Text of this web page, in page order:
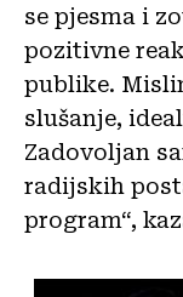
se pjesma i
pozitivne
publike.
slušanje,
Zadovoljan
radijskih
program“,